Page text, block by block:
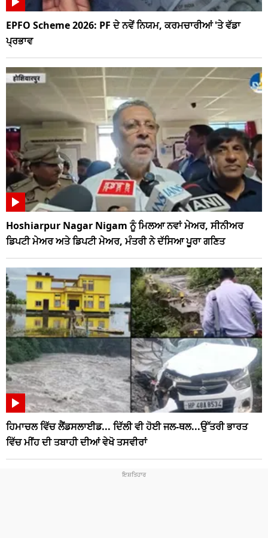
EPFO Scheme 2026: PF ਦੇ ਨਵੇਂ ਨਿਯਮ, ਕਰਮਚਾਰੀਆਂ 'ਤੇ ਵੱਡਾ
ਪ੍ਰਭਾਵ
Hoshiarpur Nagar Nigam ਨੂੰ ਮਿਲਆ ਨਵਾਂ ਮੇਅਰ, ਸੀਨੀਅਰ
ਡਿਪਟੀ ਮੇਅਰ ਅਤੇ ਡਿਪਟੀ ਮੇਅਰ, ਮੰਤਰੀ ਨੇ ਦੱਸਿਆ ਪੂਰਾ ਗਣਿਤ
ਹਿਮਾਚਲ ਵਿੱਚ ਲੈਂਡਸਲਾਈਡ... ਦਿੱਲੀ ਵੀ ਹੋਈ ਜਲ-ਥਲ...ਉੱਤਰੀ ਭਾਰਤ
ਵਿੱਚ ਮੀਂਹ ਦੀ ਤਬਾਹੀ ਦੀਆਂ ਵੇਖੋ ਤਸਵੀਰਾਂ